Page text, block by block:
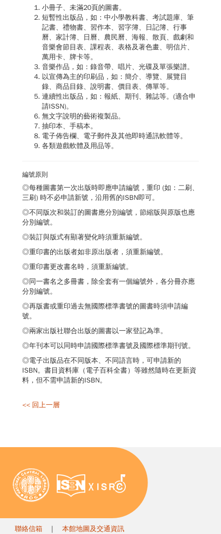
小冊子、未滿20頁的圖書。
短暫性出版品，如：中小學教科書、考試題庫、筆
記書、禮物書、習作本、習字簿、日記簿、行事
曆、家計簿、日曆、農民曆、海報、散頁、戲劇和
音樂會節目表、課程表、表格及著色畫、明信片、
萬用卡、牌卡等。
音樂作品，如：錄音帶、唱片、光碟及單張樂譜。
以宣傳為主的印刷品，如：簡介、導覽、展覽目
錄、商品目錄、說明書、價目表、傳單等。
連續性出版品，如：報紙、期刊、雜誌等。(適合申
請ISSN)。
無文字說明的藝術複製品。
抽印本、手稿本。
電子佈告欄、電子郵件及其他即時通訊軟體等。
各類遊戲軟體及用品等。
編號原則
◎每種圖書第一次出版時即應申請編號，重印 (如：二刷、
三刷) 時不必申請新號，沿用舊的ISBN即可。
◎不同版次和裝訂的圖書應分別編號，節縮版與原版也應
分別編號。
◎裝訂與版式有顯著變化時須重新編號。
◎重印書的出版者如非原出版者，須重新編號。
◎重印書更改書名時，須重新編號。
◎同一書名之多冊書，除全套有一個編號外，各分冊亦應
分別編號。
◎再版書或重印過去無國際標準書號的圖書時須申請編
號。
◎兩家出版社聯合出版的圖書以一家登記為準。
◎年刊本可以同時申請國際標準書號及國際標準期刊號。
◎電子出版品在不同版本、不同語言時，可申請新的
ISBN。書目資料庫（電子百科全書）等雖然隨時在更新資
料，但不需申請新的ISBN。
<< 回上一層
聯絡信箱 | 本館地圖及交通資訊